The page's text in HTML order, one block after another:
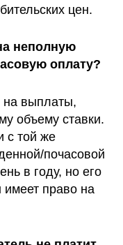
цен.
неполную
оплату?
на выплаты,
объему ставки.
с той же
почасовой
в году, но его
право на